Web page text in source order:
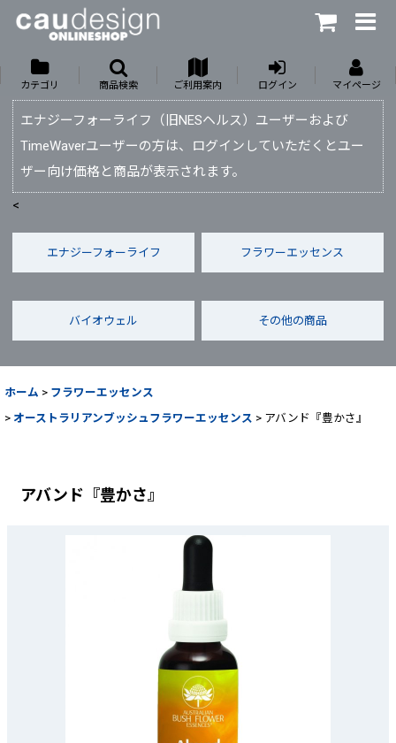
カテゴリ 商品検索 ご利用案内 ログイン マイページ
エナジーフォーライフ（旧NESヘルス）ユーザーおよび
TimeWaverユーザーの方は、ログインしていただくとユー
ザー向け価格と商品が表示されます。
<
エナジーフォーライフ フラワーエッセンス
バイオウェル その他の商品
ホーム > フラワーエッセンス
> オーストラリアンブッシュフラワーエッセンス > アバンド『豊かさ』
アバンド『豊かさ』